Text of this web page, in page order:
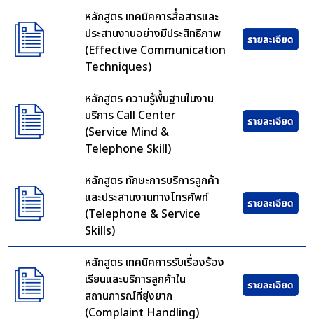
หลักสูตร เทคนิคการสื่อสารและ
ประสานงานอย่างมีประสิทธิภาพ
(Effective Communication
Techniques)
หลักสูตร ความรู้พื้นฐานในงาน
บริการ Call Center
(Service Mind &
Telephone Skill)
หลักสูตร ทักษะการบริการลูกค้า
และประสานงานทางโทรศัพท์
(Telephone & Service
Skills)
หลักสูตร เทคนิคการรับเรื่องร้อง
เรียนและบริการลูกค้าใน
สถานการณ์ที่ยุ่งยาก
(Complaint Handling)